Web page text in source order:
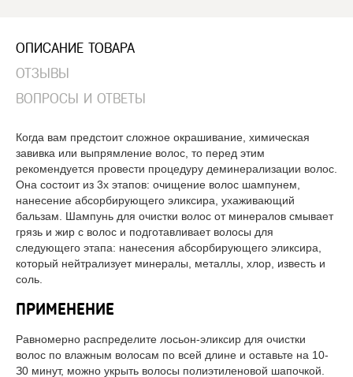
ОПИСАНИЕ ТОВАРА
ОТЗЫВЫ
ВОПРОСЫ И ОТВЕТЫ
Когда вам предстоит сложное окрашивание, химическая
завивка или выпрямление волос, то перед этим
рекомендуется провести процедуру деминерализации волос.
Она состоит из 3х этапов: очищение волос шампунем,
нанесение абсорбирующего эликсира, ухаживающий
бальзам. Шампунь для очистки волос от минералов смывает
грязь и жир с волос и подготавливает волосы для
следующего этапа: нанесения абсорбирующего эликсира,
который нейтрализует минералы, металлы, хлор, известь и
соль.
ПРИМЕНЕНИЕ
Равномерно распределите лосьон-эликсир для очистки
волос по влажным волосам по всей длине и оставьте на 10-
З0 минут, можно укрыть волосы полиэтиленовой шапочкой.